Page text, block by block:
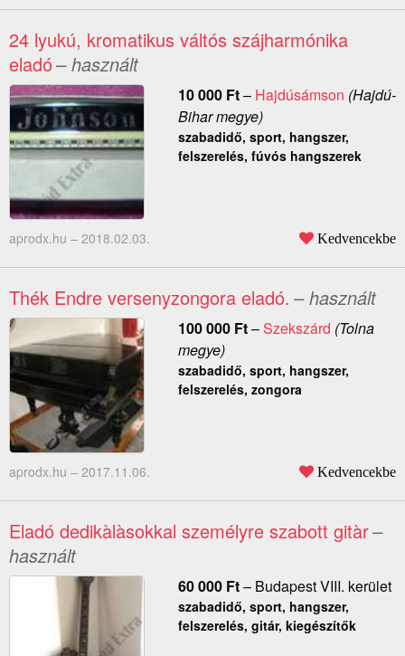
24 lyukú, kromatikus váltós szájharmónika
eladó– használt
10 000 Ft– Hajdúsámson (Hajdú-
Bihar megye)
szabadidő, sport, hangszer,
felszerelés, fúvós hangszerek
aprodx.hu – 2018.02.03. Kedvencekbe
Thék Endre versenyzongora eladó. – használt
100 000 Ft–Szekszárd (Tolna
megye)
szabadidő, sport, hangszer,
felszerelés, zongora
aprodx.hu – 2017.11.06. Kedvencekbe
Eladó dedikàlàsokkal személyre szabott gitàr–
használt
60 000 Ft– Budapest VIII. kerület
szabadidő, sport, hangszer,
felszerelés, gitár, kiegészítők